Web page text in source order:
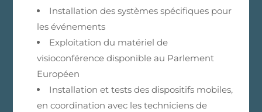
Installation des systèmes spécifiques pour
les événements
Exploitation du matériel de
visioconférence disponible au Parlement
Européen
Installation et tests des dispositifs mobiles,
en coordination avec les techniciens de